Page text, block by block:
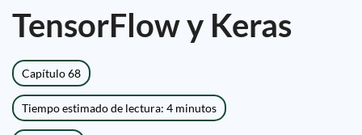
TensorFlow y Keras
Capítulo 68
Tiempo estimado de lectura: 4 minutos